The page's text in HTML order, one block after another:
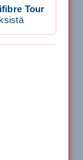
Tour